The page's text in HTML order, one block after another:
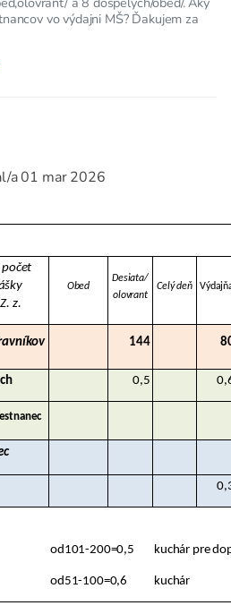
vo výdajni MŠ? Ďakujem za
a01 mar 2026
z.
Obed
Desiata/
olovrant
Celý deň
144
0,5
od101-200=0,5 kuchár pre
od51-100=0,6 kuchár